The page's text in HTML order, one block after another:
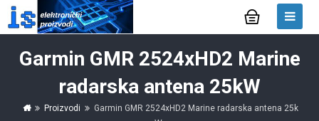
Garmin GMR 2524xHD2 Marine
radarska antena 25kW
Proizvodi
Garmin GMR 2524xHD2 Marine radarska antena 25k